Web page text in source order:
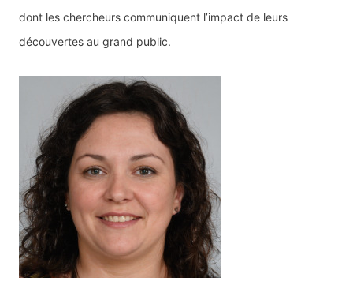
dont les chercheurs communiquent l’impact de leurs
découvertes au grand public.